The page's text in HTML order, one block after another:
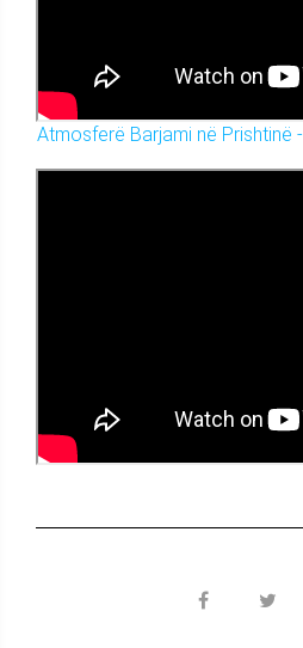
Atmosferë Barjami në